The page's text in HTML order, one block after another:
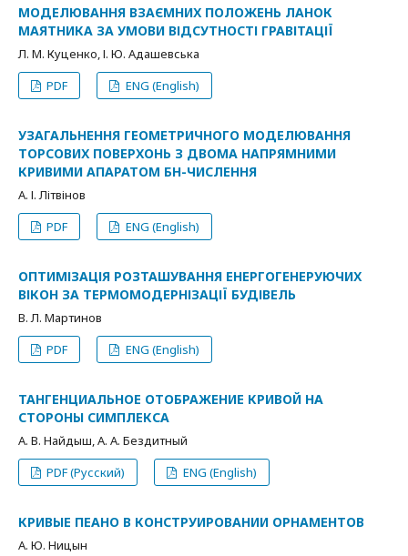
МОДЕЛЮВАННЯ ВЗАЄМНИХ ПОЛОЖЕНЬ ЛАНОК
МАЯТНИКА ЗА УМОВИ ВІДСУТНОСТІ ГРАВІТАЦІЇ
Л. М. Куценко, І. Ю. Адашевська
PDF
ENG (English)
УЗАГАЛЬНЕННЯ ГЕОМЕТРИЧНОГО МОДЕЛЮВАННЯ
ТОРСОВИХ ПОВЕРХОНЬ З ДВОМА НАПРЯМНИМИ
КРИВИМИ АПАРАТОМ БН-ЧИСЛЕННЯ
А. І. Літвінов
PDF
ENG (English)
ОПТИМІЗАЦІЯ РОЗТАШУВАННЯ ЕНЕРГОГЕНЕРУЮЧИХ
ВІКОН ЗА ТЕРМОМОДЕРНІЗАЦІЇ БУДІВЕЛЬ
В. Л. Мартинов
PDF
ENG (English)
ТАНГЕНЦИАЛЬНОЕ ОТОБРАЖЕНИЕ КРИВОЙ НА
СТОРОНЫ СИМПЛЕКСА
А. В. Найдыш, А. А. Бездитный
PDF (Русский)
ENG (English)
КРИВЫЕ ПЕАНО В КОНСТРУИРОВАНИИ ОРНАМЕНТОВ
А. Ю. Ницын